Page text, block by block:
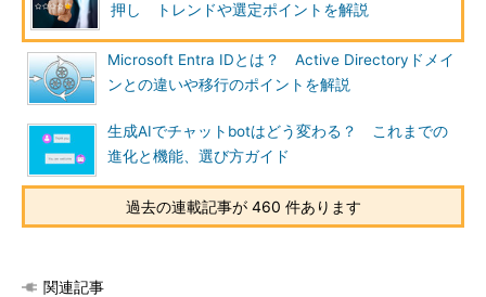
押し トレンドや選定ポイントを解説
Microsoft Entra IDとは？ Active Directoryドメイ
ンとの違いや移行のポイントを解説
生成AIでチャットbotはどう変わる？ これまでの
進化と機能、選び方ガイド
過去の連載記事が 460 件あります
関連記事